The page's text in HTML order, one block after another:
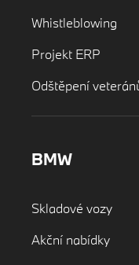
Whistleblowing
Projekt ERP
Odštěpení
BMW
Skladové vozy
Akční nabídky